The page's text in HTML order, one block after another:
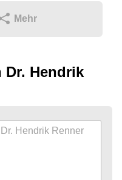
Mehr
Dr. Hendrik